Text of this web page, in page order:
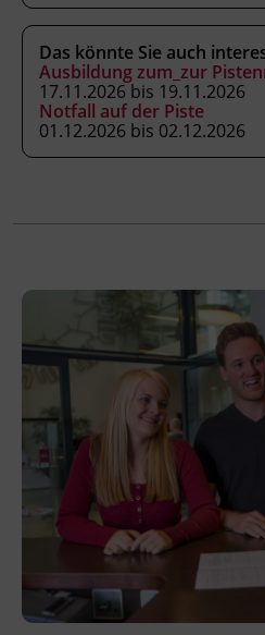
Abschluss
Kursbesuchsbestätigung
Hinweis
Bitte bringen Sie festes
Veranstaltungsort
BFI Tirol Bildungszentrum
Ing.-Etzel-Straße 7
6020 Innsbruck
Förderhinweis
Das Land Tirol fördert
der Kurskosten. Nähere
Sie unterwww.mein-
Das könnte Sie auch
Ausbildung zum_zur
17.11.2026 bis 19.11.2026
Notfall auf der Piste
01.12.2026 bis 02.12.2026